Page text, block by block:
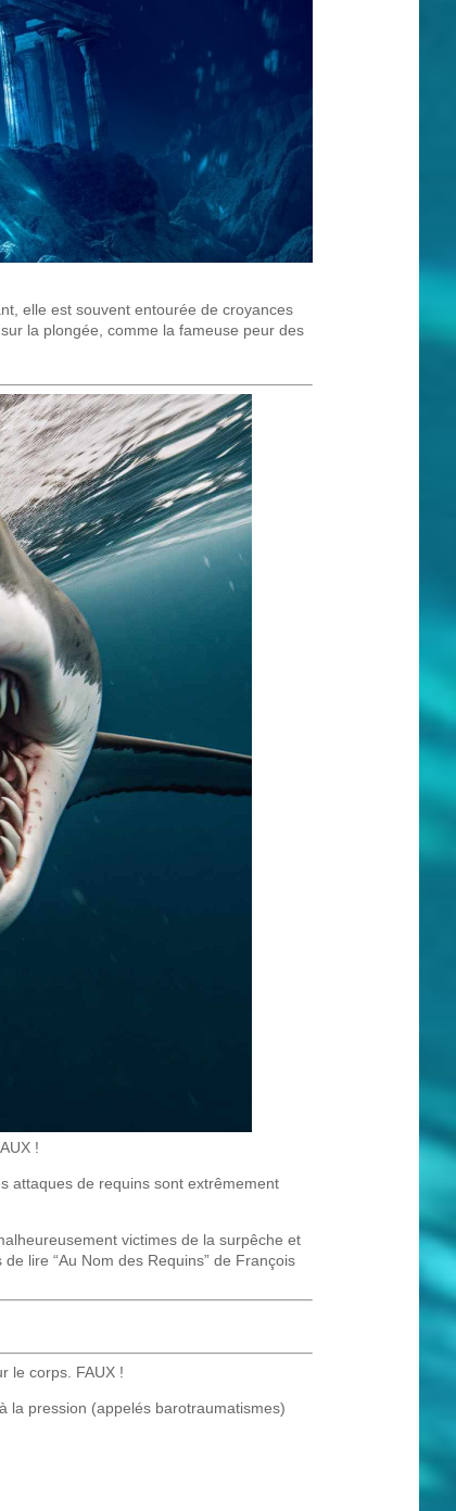
elle est souvent entourée de croyances
la plongée, comme la fameuse peur des
!
attaques de requins sont extrêmement
victimes de la surpêche et
lire “Au Nom des Requins” de François
le corps. FAUX !
la pression (appelés barotraumatismes)